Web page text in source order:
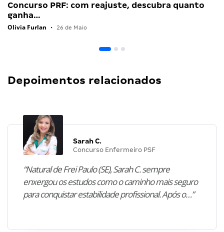
Concurso PRF: com reajuste, descubra quanto
ganha…
Olivia Furlan • 26 de Maio
Depoimentos relacionados
Sarah C.
Concurso Enfermeiro PSF
“Natural de Frei Paulo (SE), Sarah C. sempre
enxergou os estudos como o caminho mais seguro
para conquistar estabilidade profissional. Após o…”